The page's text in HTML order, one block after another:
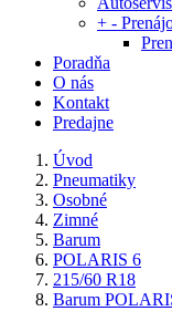
+ -
Poradňa
O nás
Kontakt
Predajne
Úvod
Pneumatiky
Osobné
Zimné
Barum
POLARIS 6
215/60 R18
Barum